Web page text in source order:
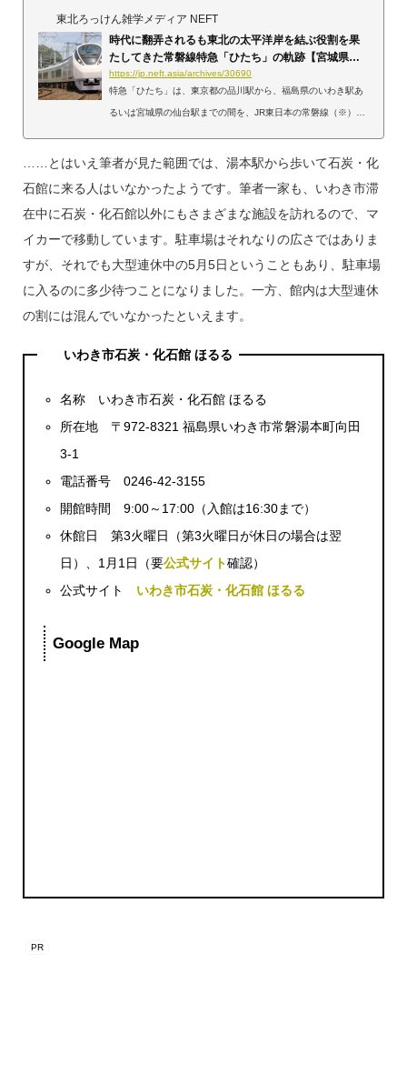
東北ろっけん雑学メディア NEFT
時代に翻弄されるも東北の太平洋岸を結ぶ役割を果
たしてきた常磐線特急「ひたち」の軌跡【宮城県・
福島県】
https://jp.neft.asia/archives/30690
特急「ひたち」は、東京都の品川駅から、福島県のいわき駅あ
るいは宮城県の仙台駅までの間を、JR東日本の常磐線（※）経
往復が運行されており、現在の在来線の特急列車の中では本数
日暮里駅間と、宮城県内の岩沼駅～仙台駅間は、正確には常磐
線ではありませんが、本記事では説明の簡略化のため「ひた
ち」が運行されている全区間を「常磐線」と呼称します。特...
……とはいえ筆者が見た範囲では、湯本駅から歩いて石炭・化
石館に来る人はいなかったようです。筆者一家も、いわき市滞
在中に石炭・化石館以外にもさまざまな施設を訪れるので、マ
イカーで移動しています。駐車場はそれなりの広さではありま
すが、それでも大型連休中の5月5日ということもあり、駐車場
に入るのに多少待つことになりました。一方、館内は大型連休
の割には混んでいなかったといえます。
いわき市石炭・化石館 ほるる
名称 いわき市石炭・化石館 ほるる
所在地 〒972-8321 福島県いわき市常磐湯本町向田
3-1
電話番号 0246-42-3155
開館時間 9:00～17:00（入館は16:30まで）
休館日 第3火曜日（第3火曜日が休日の場合は翌
日）、1月1日（要公式サイト確認）
公式サイト いわき市石炭・化石館 ほるる
Google Map